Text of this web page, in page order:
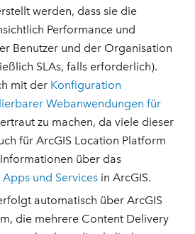
werden, dass sie die
Performance und
Benutzer und der Organisation
SLAs, falls erforderlich).
mit der Konfiguration
Webanwendungen für
zu machen, da viele dieser
für ArcGIS Location Platform
über das
und Services in ArcGIS.
automatisch über ArcGIS
die mehrere Content Delivery